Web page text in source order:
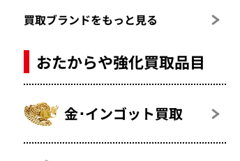
買取ブランドをもっと見る
おたからや強化買取品目
金･インゴット買取